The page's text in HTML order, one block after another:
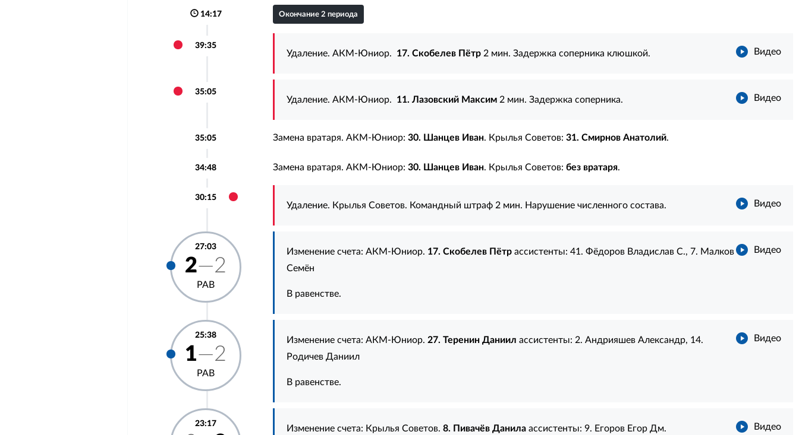
14:17 Окончание 2 периода
39:35
Видео
Удаление. АКМ-Юниор. 17. Скобелев Пётр2 мин. Задержка соперника клюшкой.
35:05
Видео
Удаление. АКМ-Юниор. 11. Лазовский Максим2 мин. Задержка соперника.
35:05 Замена вратаря. АКМ-Юниор: 30. Шанцев Иван. Крылья Советов: 31. Смирнов Анатолий.
34:48 Замена вратаря. АКМ-Юниор: 30. Шанцев Иван. Крылья Советов: без вратаря.
30:15
Видео
Удаление. Крылья Советов. Командный штраф 2 мин. Нарушение численного состава.
27:03
2—2
РАВ
Видео
Изменение счета: АКМ-Юниор. 17. Скобелев Пётрассистенты: 41. Фёдоров Владислав С., 7. Малков
Семён
В равенстве.
25:38
1—2
РАВ
Видео
Изменение счета: АКМ-Юниор. 27. Теренин Даниил ассистенты: 2. Андрияшев Александр, 14.
Родичев Даниил
В равенстве.
23:17 Видео
Изменение счета: Крылья Советов. 8. Пивачёв Данилаассистенты: 9. Егоров Егор Дм.